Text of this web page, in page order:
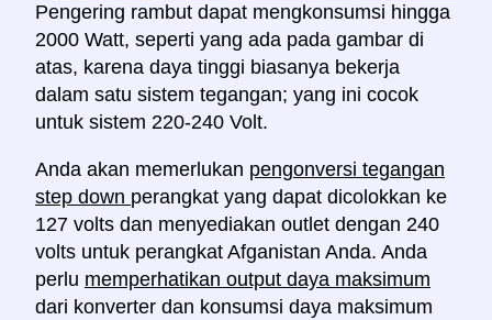
Pengering rambut dapat mengkonsumsi hingga
2000 Watt, seperti yang ada pada gambar di
atas, karena daya tinggi biasanya bekerja
dalam satu sistem tegangan; yang ini cocok
untuk sistem 220-240 Volt.
Anda akan memerlukan pengonversi tegangan
step down perangkat yang dapat dicolokkan ke
127 volts dan menyediakan outlet dengan 240
volts untuk perangkat Afganistan Anda. Anda
perlu memperhatikan output daya maksimum
dari konverter dan konsumsi daya maksimum